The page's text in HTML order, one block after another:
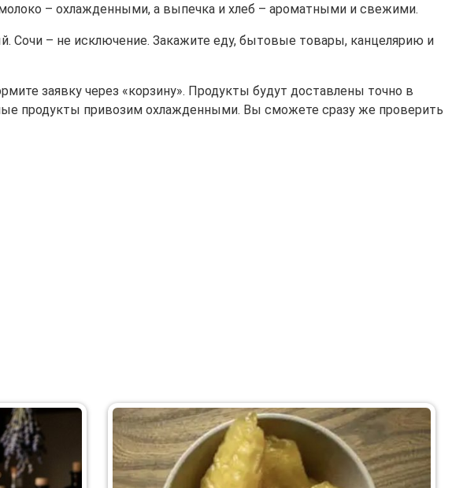
– охлажденными, а выпечка и хлеб – ароматными и свежими.
– не исключение. Закажите еду, бытовые товары, канцелярию и
заявку через «корзину». Продукты будут доставлены точно в
продукты привозим охлажденными. Вы сможете сразу же проверить